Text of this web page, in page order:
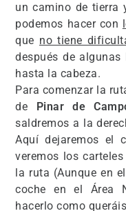
un camino de tierra
podemos hacer con
que no tiene
después de
hasta la cabeza.
Para comenzar la
de
Pinar de
saldremos a la
Aquí dejaremos el
veremos los
la ruta (Aunque en
coche en el Área
hacerlo como